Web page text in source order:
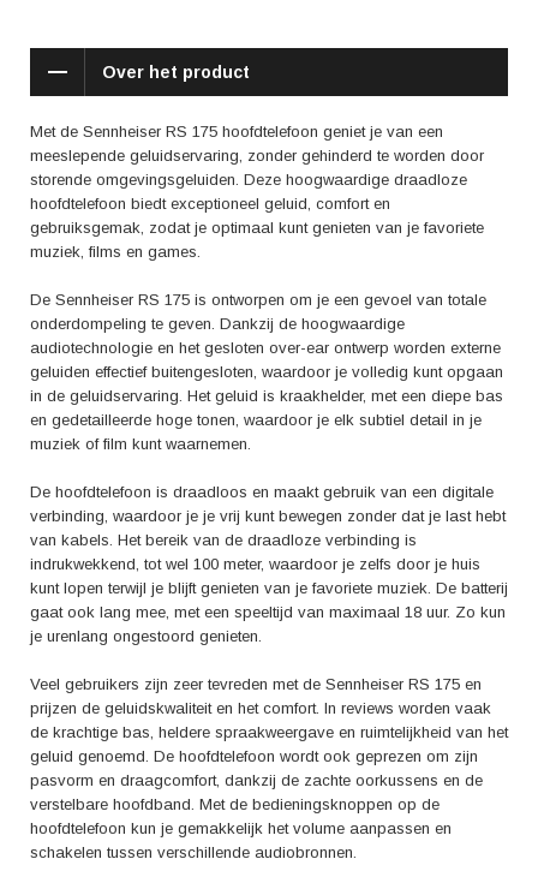
gemakkelijk het volume aanpassen en schakelen tussen verschillende
Kortom, de Sennheiser RS 175 is een uitstekende keuze voor
audioliefhebbers die op zoek zijn naar een draadloze hoofdtelefoon met
superieur geluid en comfort. Of je nu wilt genieten van je favoriete
muziek, films of games, deze hoofdtelefoon zal je onderdompelen in een
meeslepende luisterervaring. Ervaar het zelf en laat je meevoeren door
Over het product
Met de Sennheiser RS 175 hoofdtelefoon geniet je van een
meeslepende geluidservaring, zonder gehinderd te worden door
storende omgevingsgeluiden. Deze hoogwaardige draadloze
hoofdtelefoon biedt exceptioneel geluid, comfort en
gebruiksgemak, zodat je optimaal kunt genieten van je favoriete
muziek, films en games.
De Sennheiser RS 175 is ontworpen om je een gevoel van totale
onderdompeling te geven. Dankzij de hoogwaardige
audiotechnologie en het gesloten over-ear ontwerp worden externe
geluiden effectief buitengesloten, waardoor je volledig kunt opgaan
in de geluidservaring. Het geluid is kraakhelder, met een diepe bas
en gedetailleerde hoge tonen, waardoor je elk subtiel detail in je
muziek of film kunt waarnemen.
De hoofdtelefoon is draadloos en maakt gebruik van een digitale
verbinding, waardoor je je vrij kunt bewegen zonder dat je last hebt
van kabels. Het bereik van de draadloze verbinding is
indrukwekkend, tot wel 100 meter, waardoor je zelfs door je huis
kunt lopen terwijl je blijft genieten van je favoriete muziek. De batterij
gaat ook lang mee, met een speeltijd van maximaal 18 uur. Zo kun
je urenlang ongestoord genieten.
Veel gebruikers zijn zeer tevreden met de Sennheiser RS 175 en
prijzen de geluidskwaliteit en het comfort. In reviews worden vaak
de krachtige bas, heldere spraakweergave en ruimtelijkheid van het
geluid genoemd. De hoofdtelefoon wordt ook geprezen om zijn
pasvorm en draagcomfort, dankzij de zachte oorkussens en de
verstelbare hoofdband. Met de bedieningsknoppen op de
hoofdtelefoon kun je gemakkelijk het volume aanpassen en
schakelen tussen verschillende audiobronnen.